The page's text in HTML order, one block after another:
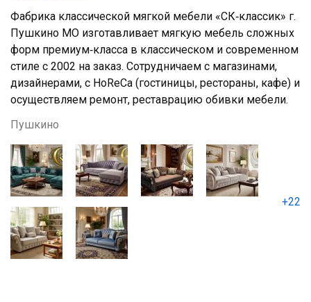
Фабрика классической мягкой мебели «СК‑классик» г.
Пушкино МО изготавливает мягкую мебель сложных
форм премиум‑класса в классическом и современном
стиле с 2002 на заказ. Сотрудничаем с магазинами,
дизайнерами, с HoReCa (гостиницы, рестораны, кафе) и
осуществляем ремонт, реставрацию обивки мебели.
Пушкино
+22